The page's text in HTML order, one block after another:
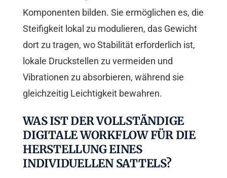
Komponenten bilden. Sie ermöglichen es, die
Steifigkeit lokal zu modulieren, das Gewicht
dort zu tragen, wo Stabilität erforderlich ist,
lokale Druckstellen zu vermeiden und
Vibrationen zu absorbieren, während sie
gleichzeitig Leichtigkeit bewahren.
WAS IST DER VOLLSTÄNDIGE
DIGITALE WORKFLOW FÜR DIE
HERSTELLUNG EINES
INDIVIDUELLEN SATTELS?